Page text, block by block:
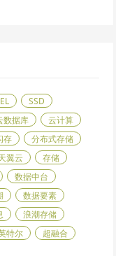
SSD
数据库
云计算
存
分布式存储
翼云
存储
数据中台
数据要素
浪潮存储
特尔
超融合